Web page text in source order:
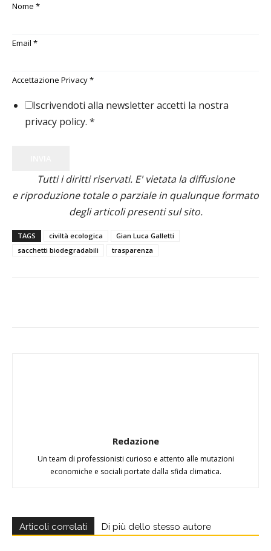
Nome *
Email *
Accettazione Privacy*
Iscrivendoti alla newsletter accetti la nostra
privacy policy. *
Tutti i diritti riservati. E' vietata la diffusione
e riproduzione totale o parziale in qualunque formato
degli articoli presenti sul sito.
TAGS civiltà ecologica
Gian Luca Galletti
sacchetti biodegradabili
trasparenza
Redazione
Un team di professionisti curioso e attento alle mutazioni
economiche e sociali portate dalla sfida climatica.
Articoli correlati Di più dello stesso autore